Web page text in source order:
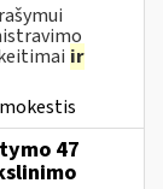
ir
47